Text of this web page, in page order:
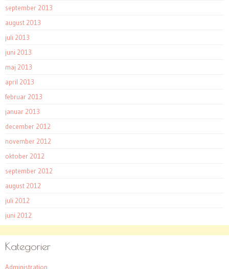
september 2013
august 2013
juli 2013
juni 2013
maj 2013
april 2013
februar 2013
januar 2013
december 2012
november 2012
oktober 2012
september 2012
august 2012
juli 2012
juni 2012
Kategorier
Administration